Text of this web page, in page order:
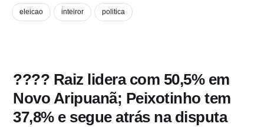
eleicao inteiror politica
???? Raiz lidera com 50,5% em
Novo Aripuanã; Peixotinho tem
37,8% e segue atrás na disputa